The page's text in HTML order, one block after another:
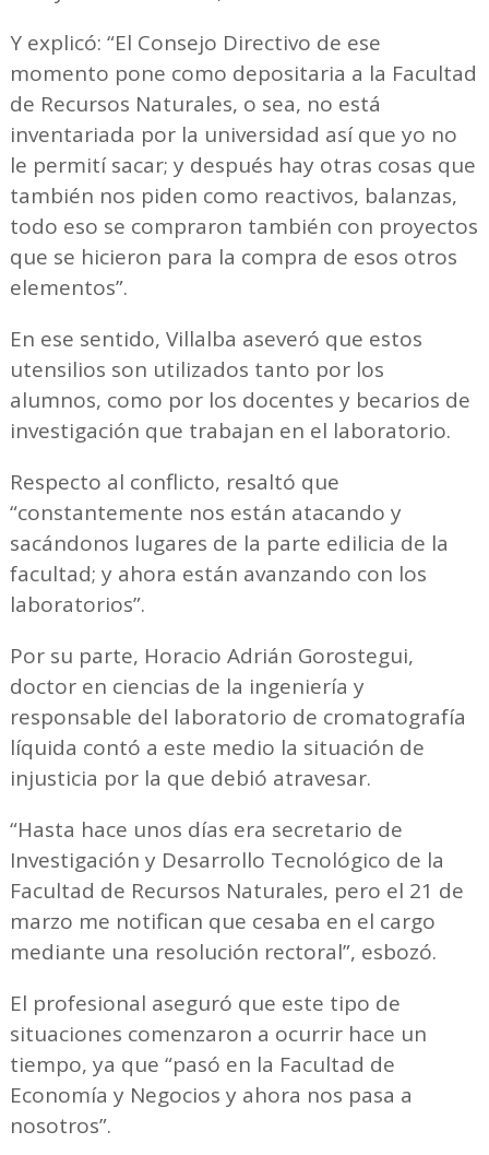
Y explicó: “El Consejo Directivo de ese
momento pone como depositaria a la Facultad
de Recursos Naturales, o sea, no está
inventariada por la universidad así que yo no
le permití sacar; y después hay otras cosas que
también nos piden como reactivos, balanzas,
todo eso se compraron también con proyectos
que se hicieron para la compra de esos otros
elementos”.
En ese sentido, Villalba aseveró que estos
utensilios son utilizados tanto por los
alumnos, como por los docentes y becarios de
investigación que trabajan en el laboratorio.
Respecto al conflicto, resaltó que
“constantemente nos están atacando y
sacándonos lugares de la parte edilicia de la
facultad; y ahora están avanzando con los
laboratorios”.
Por su parte, Horacio Adrián Gorostegui,
doctor en ciencias de la ingeniería y
responsable del laboratorio de cromatografía
líquida contó a este medio la situación de
injusticia por la que debió atravesar.
“Hasta hace unos días era secretario de
Investigación y Desarrollo Tecnológico de la
Facultad de Recursos Naturales, pero el 21 de
marzo me notifican que cesaba en el cargo
mediante una resolución rectoral”, esbozó.
El profesional aseguró que este tipo de
situaciones comenzaron a ocurrir hace un
tiempo, ya que “pasó en la Facultad de
Economía y Negocios y ahora nos pasa a
nosotros”.